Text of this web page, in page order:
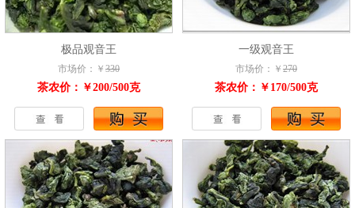
极品观音王
市场价：￥ 330
茶农价：￥200/500克
一级观音王
市场价：￥ 270
茶农价：￥170/500克